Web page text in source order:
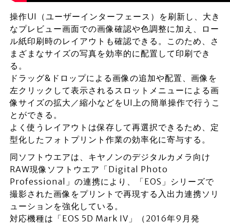
操作UI（ユーザーインターフェース）を刷新し、大き
なプレビュー画面での画像確認や色調整に加え、ロー
ル紙印刷時のレイアウトも確認できる。このため、さ
まざまなサイズの写真を効率的に配置して印刷でき
る。
ドラッグ&ドロップによる画像の追加や配置、画像を
左クリックして表示されるスロットメニューによる画
像サイズの拡大／縮小などをUI上の簡単操作で行うこ
とができる。
よく使うレイアウトは保存して再選択できるため、定
型化したフォトプリント作業の効率化に寄与する。
同ソフトウエアは、キヤノンのデジタルカメラ向け
RAW現像ソフトウエア「Digital Photo
Professional」の連携により、「EOS」シリーズで
撮影された画像をプリントで再現する入出力連携ソリ
ューションを強化している。
対応機種は「EOS 5D Mark IV」（2016年9月発